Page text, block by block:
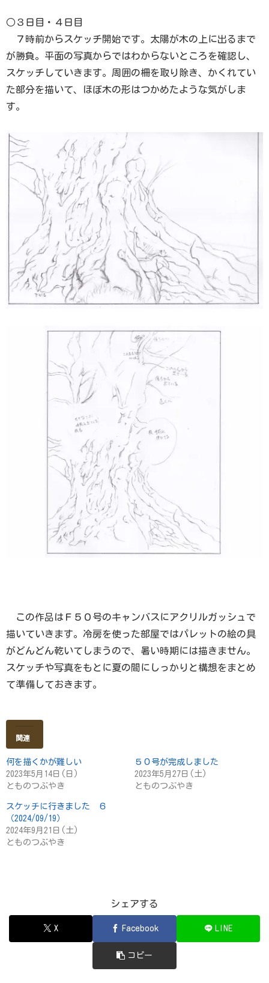
○３日目・４日目
７時前からスケッチ開始です。太陽が木の上に出るまで
が勝負。平面の写真からではわからないところを確認し、
スケッチしていきます。周囲の柵を取り除き、かくれてい
た部分を描いて、ほぼ木の形はつかめたような気がしま
す。
この作品はＦ５０号のキャンバスにアクリルガッシュで
描いていきます。冷房を使った部屋ではパレットの絵の具
がどんどん乾いてしまうので、暑い時期には描きません。
スケッチや写真をもとに夏の間にしっかりと構想をまとめ
て準備しておきます。
関連
何を描くかが難しい
2023年5月14日(日)
とものつぶやき
５０号が完成しました
2023年5月27日(土)
とものつぶやき
スケッチに行きました ６
（2024/09/19）
2024年9月21日(土)
とものつぶやき
シェアする
X Facebook LINE
コピー